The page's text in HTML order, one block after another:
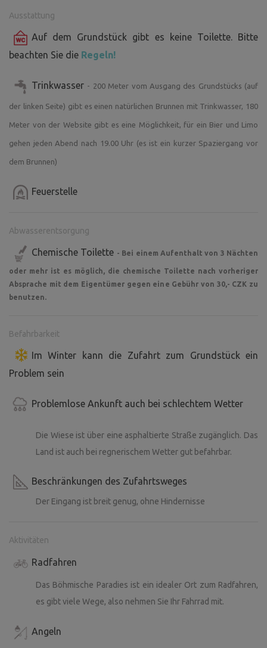
Ausstattung
Auf dem Grundstück gibt es keine Toilette. Bitte
beachten Sie die Regeln!
Trinkwasser - 200 Meter vom Ausgang des Grundstücks (auf
der linken Seite) gibt es einen natürlichen Brunnen mit Trinkwasser, 180
Meter von der Website gibt es eine Möglichkeit, für ein Bier und Limo
gehen jeden Abend nach 19.00 Uhr (es ist ein kurzer Spaziergang vor
dem Brunnen)
Feuerstelle
Abwasserentsorgung
Chemische Toilette - Bei einem Aufenthalt von 3 Nächten
oder mehr ist es möglich, die chemische Toilette nach vorheriger
Absprache mit dem Eigentümer gegen eine Gebühr von 30,- CZK zu
benutzen.
Befahrbarkeit
Im Winter kann die Zufahrt zum Grundstück ein
Problem sein
Problemlose Ankunft auch bei schlechtem Wetter
Die Wiese ist über eine asphaltierte Straße zugänglich. Das
Land ist auch bei regnerischem Wetter gut befahrbar.
Beschränkungen des Zufahrtsweges
Der Eingang ist breit genug, ohne Hindernisse
Aktivitäten
Radfahren
Das Böhmische Paradies ist ein idealer Ort zum Radfahren,
es gibt viele Wege, also nehmen Sie Ihr Fahrrad mit.
Angeln